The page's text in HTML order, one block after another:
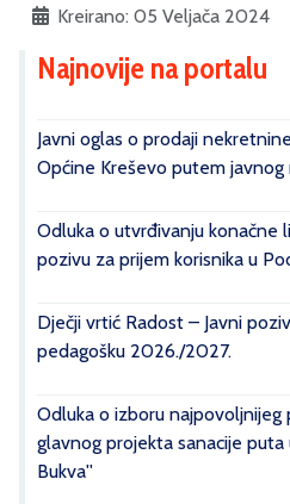
Kreirano: 05 Veljača 2024
Najnovije na portalu
Javni oglas o prodaji
Općine Kreševo putem javnog
Odluka o utvrđivanju konačne
pozivu za prijem korisnika u
Dječji vrtić Radost – Javni
pedagošku 2026./2027.
Odluka o izboru najpovoljnijeg
glavnog projekta sanacije
Bukva''